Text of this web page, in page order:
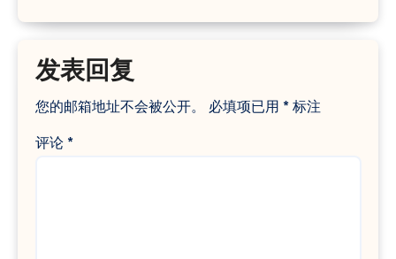
发表回复
您的邮箱地址不会被公开。 必填项已用 *标注
评论 *